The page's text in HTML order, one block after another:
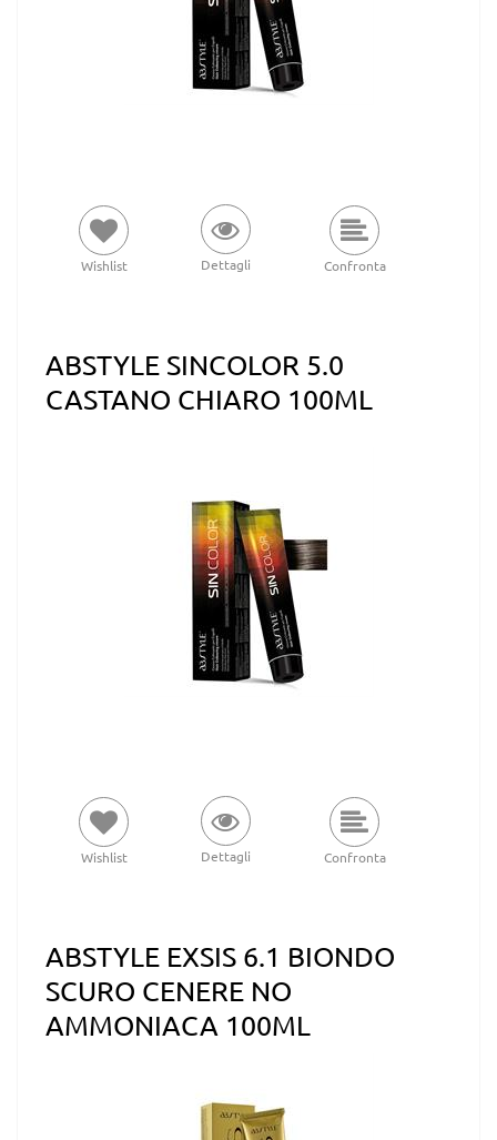
Wishlist Dettagli Confronta
ABSTYLE SINCOLOR 5.0
CASTANO CHIARO 100ML
Wishlist Dettagli Confronta
ABSTYLE EXSIS 6.1 BIONDO
SCURO CENERE NO
AMMONIACA 100ML